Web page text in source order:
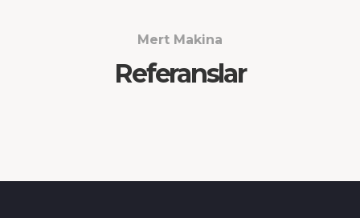
Mert Makina
Referanslar